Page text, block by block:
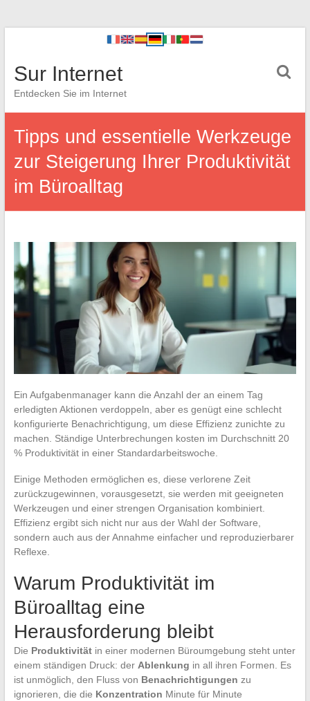
Sur Internet
Entdecken Sie im Internet
Tipps und essentielle Werkzeuge
zur Steigerung Ihrer Produktivität
im Büroalltag
Ein Aufgabenmanager kann die Anzahl der an einem Tag
erledigten Aktionen verdoppeln, aber es genügt eine schlecht
konfigurierte Benachrichtigung, um diese Effizienz zunichte zu
machen. Ständige Unterbrechungen kosten im Durchschnitt 20
% Produktivität in einer Standardarbeitswoche.
Einige Methoden ermöglichen es, diese verlorene Zeit
zurückzugewinnen, vorausgesetzt, sie werden mit geeigneten
Werkzeugen und einer strengen Organisation kombiniert.
Effizienz ergibt sich nicht nur aus der Wahl der Software,
sondern auch aus der Annahme einfacher und reproduzierbarer
Reflexe.
Warum Produktivität im
Büroalltag eine
Herausforderung bleibt
Die Produktivitätin einer modernen Büroumgebung steht unter
einem ständigen Druck: der Ablenkung in all ihren Formen. Es
ist unmöglich, den Fluss von Benachrichtigungen zu
ignorieren, die die Konzentration Minute für Minute